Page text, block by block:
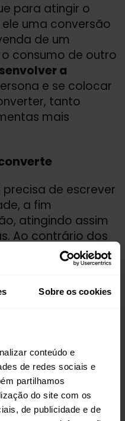
Sobre os cookies
conteúdo e
de redes sociais e
partilhamos
do site com os
de publicidade e de
para atingir o
uma conversão
de um
consumo de outro
a
e se colocar
tanto
mais
de escrever
a fim
atingindo assim
Ao contrário dos
marketing digital,
o leitor a ter a
informar, precisa
descrição
de clientes,
e muitas
ter a famosa
para a ação,